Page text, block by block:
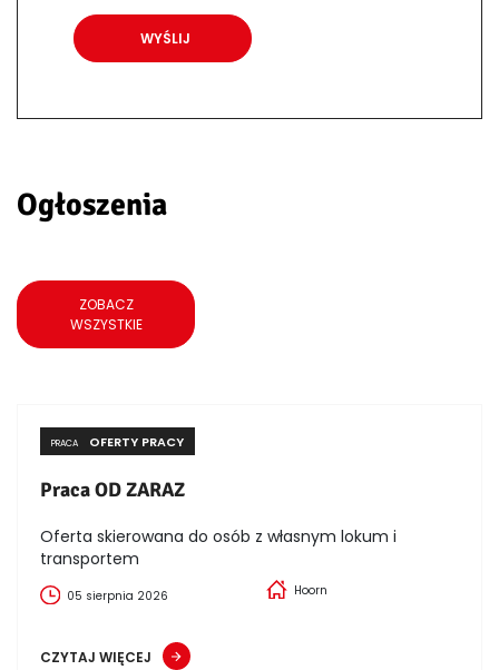
Ogłoszenia
ZOBACZ
WSZYSTKIE
PRACA OFERTY PRACY
Praca OD ZARAZ
Oferta skierowana do osób z własnym lokum i
transportem
05 sierpnia 2026 Hoorn
CZYTAJ WIĘCEJ